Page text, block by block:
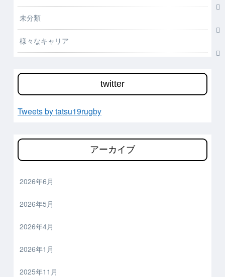
未分類
様々なキャリア
twitter
Tweets by tatsu19rugby
アーカイブ
2026年6月
2026年5月
2026年4月
2026年1月
2025年11月